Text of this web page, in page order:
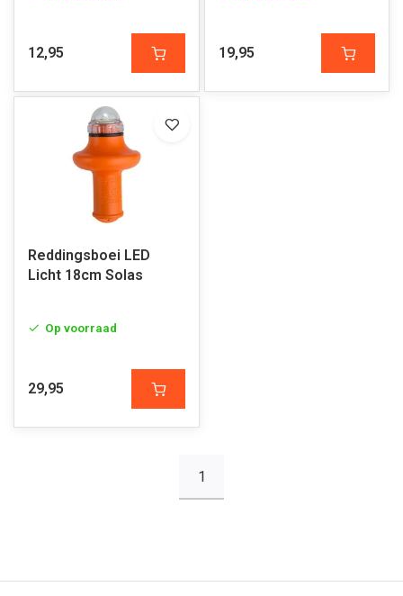
12,95 19,95
Reddingsboei LED
Licht 18cm Solas
Op voorraad
29,95
1